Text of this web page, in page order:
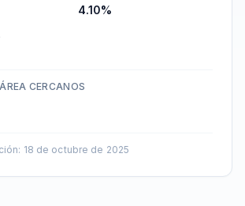
4.10%
CERCANOS
: 18 de octubre de 2025